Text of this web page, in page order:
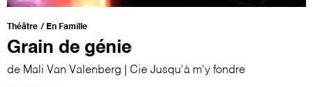
Théâtre En Famille
Grain de génie
de Mali Van Valenberg | Cie Jusqu'à m'y fondre